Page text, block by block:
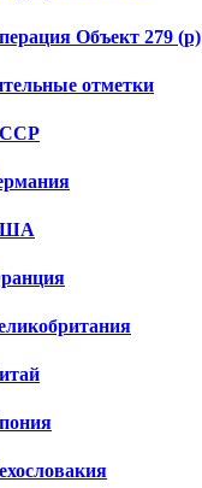
Объект 279 (р)
отметки